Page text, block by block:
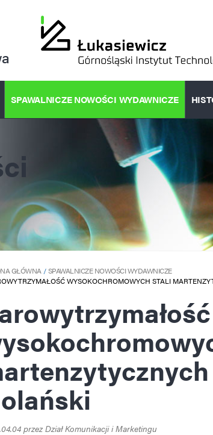
SPAWALNICZE NOWOŚCI WYDAWNICZE
GŁÓWNA
SPAWALNICZE NOWOŚCI WYDAWNICZE
WYSOKOCHROMOWYCH STALI
przez Dział Komunikacji i Marketingu